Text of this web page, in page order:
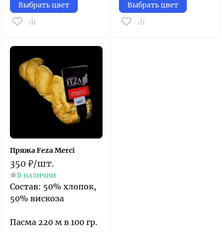
Выбрать цвет Выбрать цвет
Пряжа Feza Merci
350 ₽/шт.
В наличии
Состав: 50% хлопок,
50% вискоза
Пасма 220 м в 100 гр.